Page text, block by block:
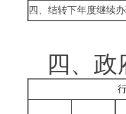
四、结转下年度继续
四、